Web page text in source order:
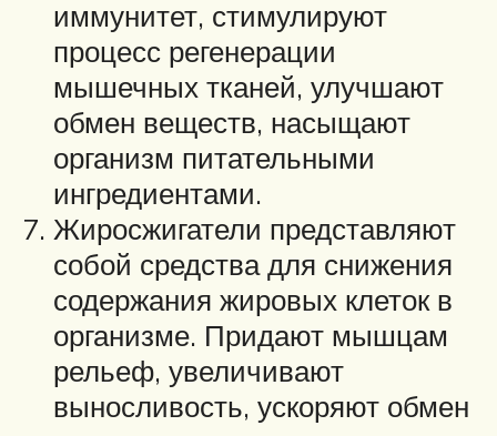
иммунитет, стимулируют
процесс регенерации
мышечных тканей, улучшают
обмен веществ, насыщают
организм питательными
ингредиентами.
Жиросжигатели представляют
собой средства для снижения
содержания жировых клеток в
организме. Придают мышцам
рельеф, увеличивают
выносливость, ускоряют обмен